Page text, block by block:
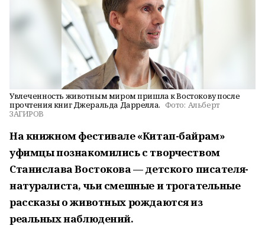
Увлеченность животным миром пришла к Востокову после
прочтения книг Джеральда Даррелла. Фото: Альберт
ЗАГИРОВ
На книжном фестивале «Китап-байрам»
уфимцы познакомились с творчеством
Станислава Востокова — детского писателя-
натуралиста, чьи смешные и трогательные
рассказы о животных рождаются из
реальных наблюдений.